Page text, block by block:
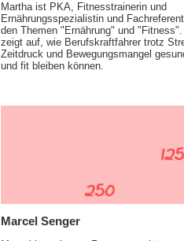
Martha ist PKA, Fitnesstrainerin und
Ernährungsspezialistin und
den Themen "Ernährung" und
zeigt auf, wie Berufskraftfahrer trotz
Zeitdruck und Bewegungsmangel
und fit bleiben können.
Marcel Senger